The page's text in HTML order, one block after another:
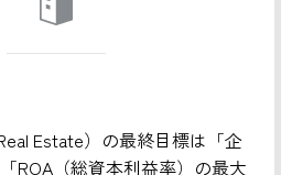
Estate）の最終目標は「企
ROA（総資本利益率）の最大